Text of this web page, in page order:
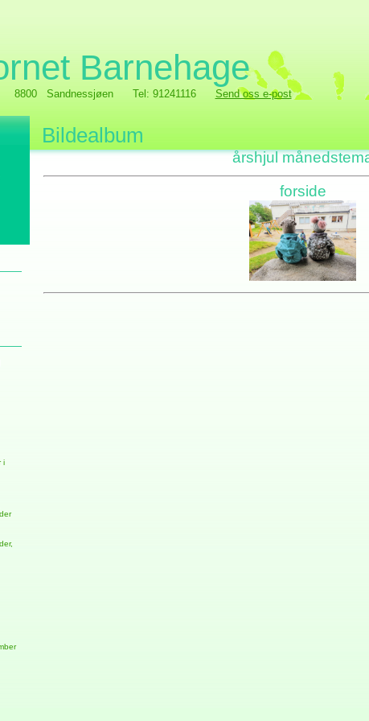
Barnehage
8800 Sandnessjøen Tel: 91241116 Send oss e-post
i
Bildealbum
årshjul
forside